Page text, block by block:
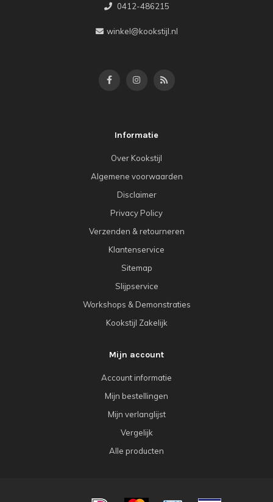
0412-486215
winkel@kookstijl.nl
Informatie
Over Kookstijl
Algemene voorwaarden
Disclaimer
Privacy Policy
Verzenden & retourneren
Klantenservice
Sitemap
Slijpservice
Workshops & Demonstraties
Kookstijl Zakelijk
Mijn account
Account informatie
Mijn bestellingen
Mijn verlanglijst
Vergelijk
Alle producten